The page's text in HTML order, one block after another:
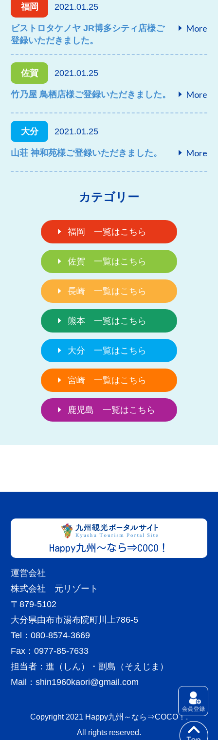
福岡 2021.01.25
ビストロタケノヤ JR博多シティ店様ご
登録いただきました。
More
佐賀 2021.01.25
竹乃屋 鳥栖店様ご登録いただきました。 More
大分 2021.01.25
山荘 神和苑様ご登録いただきました。 More
カテゴリー
福岡 一覧はこちら
佐賀 一覧はこちら
長崎 一覧はこちら
熊本 一覧はこちら
大分 一覧はこちら
宮崎 一覧はこちら
鹿児島 一覧はこちら
Happy九州～なら⇒COCO！
運営会社
株式会社 元リゾート
〒879-5102
大分県由布市湯布院町川上786-5
Tel：080-8574-3669
Fax：0977-85-7633
担当者：進（しん）・副島（そえじま）
Mail：shin1960kaori@gmail.com
Copyright 2021 Happy九州～なら⇒COCO！.
All rights reserved.